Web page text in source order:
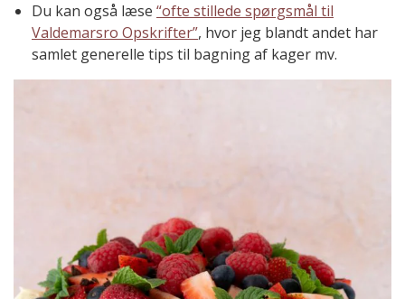
Du kan også læse “ofte stillede spørgsmål til
Valdemarsro Opskrifter”, hvor jeg blandt andet har
samlet generelle tips til bagning af kager mv.